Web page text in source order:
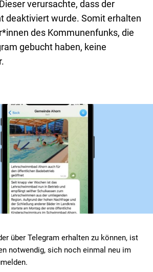
verursachte, dass der
deaktiviert wurde. Somit erhalten
des Kommunenfunks, die
gebucht haben, keine
über Telegram erhalten zu können, ist
notwendig, sich noch einmal neu im